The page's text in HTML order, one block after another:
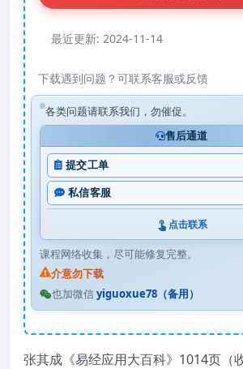
最近更新: 2024-11-14
下载遇到问题？可联系客服或反馈
各类问题请联系我们，勿催促。
售后通道
提交工单
私信客服
点击联系
课程网络收集，尽可能修复完整。
介意勿下载
也加微信yiguoxue78（备用）
张其成《易经应用大百科》1014页（